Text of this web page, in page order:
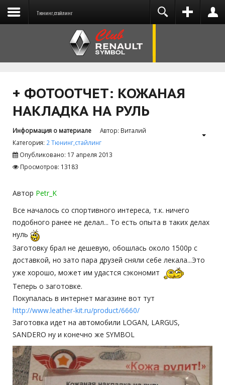
Тюнинг,стайлинг
ВОЙТИ
You need to enable user registration from User
Manager/Options in the backend of Joomla
before this module will activate.
+ ФОТООТЧЕТ: КОЖАНАЯ
НАКЛАДКА НА РУЛЬ
Информация о материале Автор: Виталий
Категория: 2 Тюнинг,стайлинг
Опубликовано: 17 апреля 2013
Просмотров: 13183
Автор Petr_K
Все началось со спортивного интереса, т.к. ничего
подобного ранее не делал... То есть опыта в таких делах
нуль
Заготовку брал не дешевую, обошлась около 1500р с
доставкой, но зато пара друзей сняли себе лекала...Это
уже хорошо, может им удастся сэкономит
Теперь о заготовке.
Покупалась в интернет магазине вот тут
http://www.leather-kit.ru/product/6660/
Заготовка идет на автомобили LOGAN, LARGUS,
SANDERO ну и конечно же SYMBOL